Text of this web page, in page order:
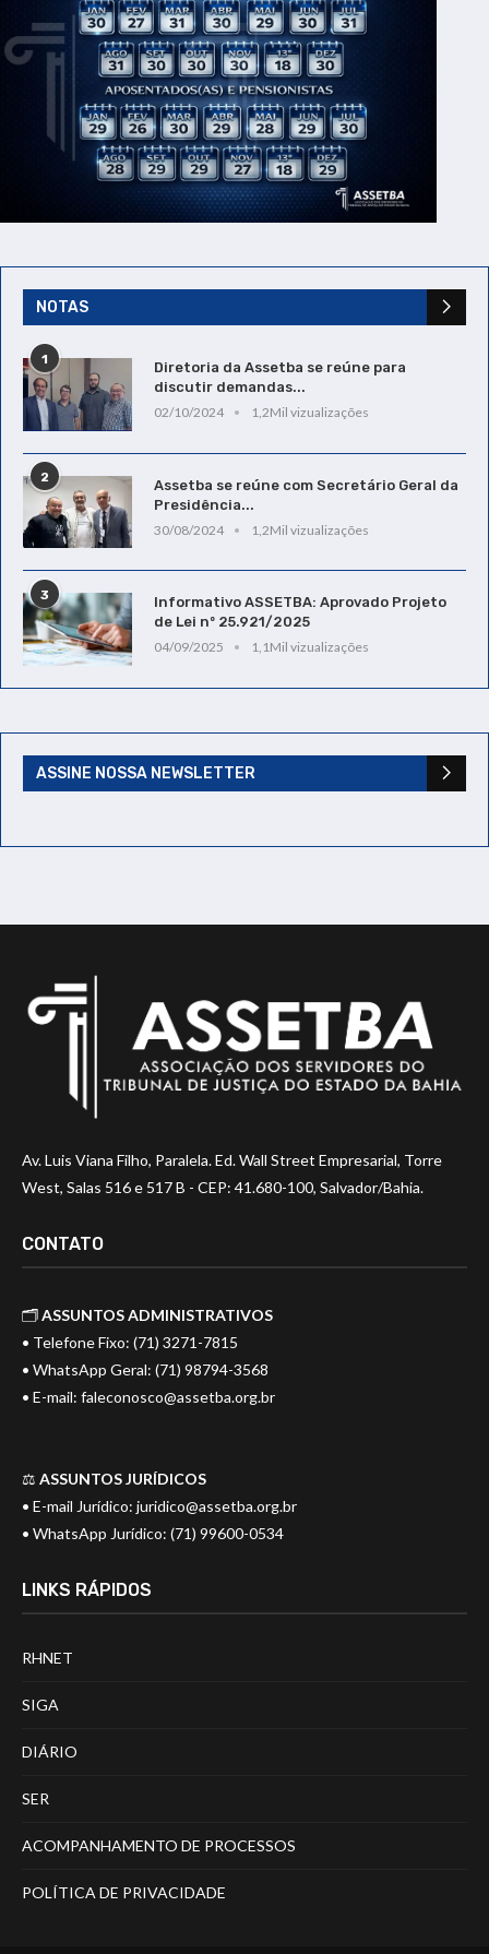
NOTAS
1
Diretoria da Assetba se reúne para
discutir demandas...
02/10/2024
1,2Mil vizualizações
2
Assetba se reúne com Secretário Geral da
Presidência...
30/08/2024
1,2Mil vizualizações
3
Informativo ASSETBA: Aprovado Projeto
de Lei nº 25.921/2025
04/09/2025
1,1Mil vizualizações
ASSINE NOSSA NEWSLETTER
Av. Luis Viana Filho, Paralela. Ed. Wall Street Empresarial, Torre
West, Salas 516 e 517 B - CEP: 41.680-100, Salvador/Bahia.
CONTATO
🗂️ASSUNTOS ADMINISTRATIVOS
• Telefone Fixo: (71) 3271-7815
• WhatsApp Geral: (71) 98794-3568
• E-mail: faleconosco@assetba.org.br
⚖️ ASSUNTOS JURÍDICOS
• E-mail Jurídico: juridico@assetba.org.br
• WhatsApp Jurídico: (71) 99600-0534
LINKS RÁPIDOS
RHNET
SIGA
DIÁRIO
SER
ACOMPANHAMENTO DE PROCESSOS
POLÍTICA DE PRIVACIDADE